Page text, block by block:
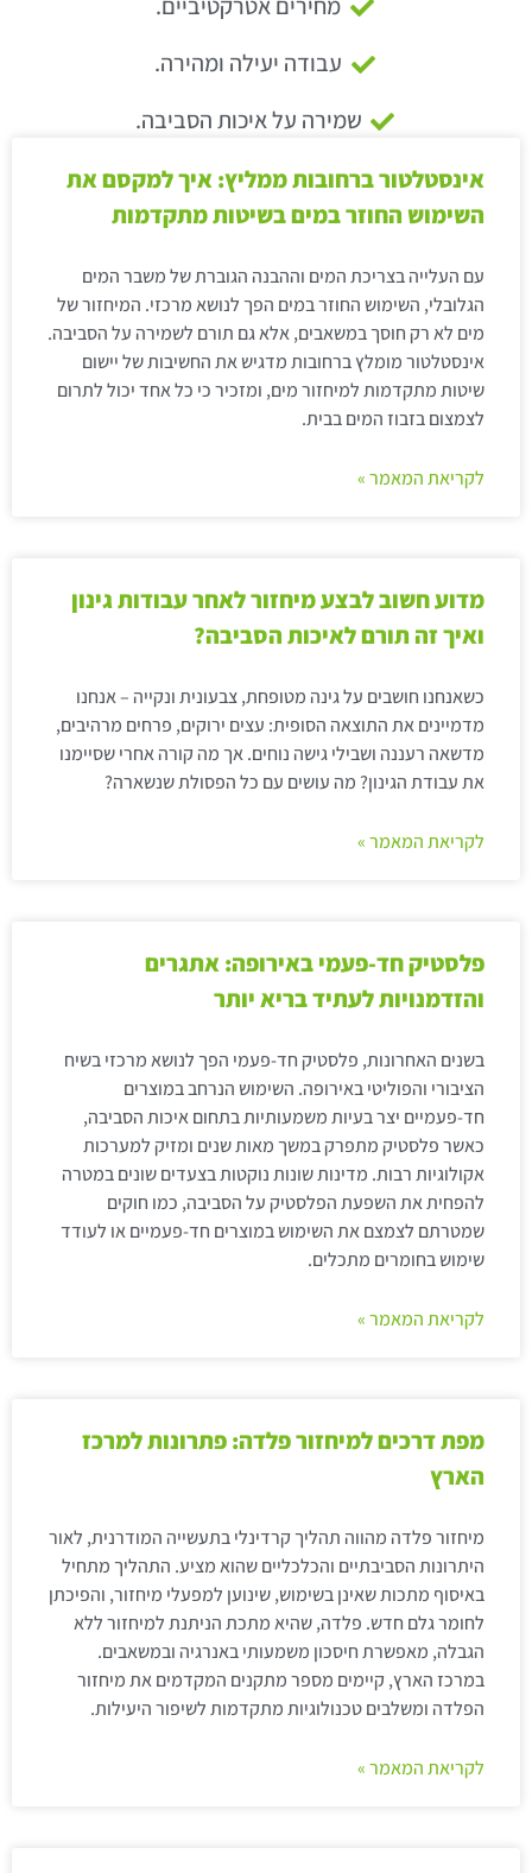
עבודה יעילה ומהירה.
שמירה על איכות הסביבה.
אינסטלטור ברחובות ממליץ: איך למקסם את
השימוש החוזר במים בשיטות מתקדמות
עם העלייה בצריכת המים וההבנה הגוברת של משבר המים
הגלובלי, השימוש החוזר במים הפך לנושא מרכזי. המיחזור של
מים לא רק חוסך במשאבים, אלא גם תורם לשמירה על הסביבה.
אינסטלטור מומלץ ברחובות מדגיש את החשיבות של יישום
שיטות מתקדמות למיחזור מים, ומזכיר כי כל אחד יכול לתרום
לצמצום בזבוז המים בבית.
לקריאת המאמר »
מדוע חשוב לבצע מיחזור לאחר עבודות גינון
ואיך זה תורם לאיכות הסביבה?
כשאנחנו חושבים על גינה מטופחת, צבעונית ונקייה – אנחנו
מדמיינים את התוצאה הסופית: עצים ירוקים, פרחים מרהיבים,
מדשאה רעננה ושבילי גישה נוחים. אך מה קורה אחרי שסיימנו
את עבודת הגינון? מה עושים עם כל הפסולת שנשארה?
לקריאת המאמר »
פלסטיק חד-פעמי באירופה: אתגרים
והזדמנויות לעתיד בריא יותר
בשנים האחרונות, פלסטיק חד-פעמי הפך לנושא מרכזי בשיח
הציבורי והפוליטי באירופה. השימוש הנרחב במוצרים
חד-פעמיים יצר בעיות משמעותיות בתחום איכות הסביבה,
כאשר פלסטיק מתפרק במשך מאות שנים ומזיק למערכות
אקולוגיות רבות. מדינות שונות נוקטות בצעדים שונים במטרה
להפחית את השפעת הפלסטיק על הסביבה, כמו חוקים
שמטרתם לצמצם את השימוש במוצרים חד-פעמיים או לעודד
שימוש בחומרים מתכלים.
לקריאת המאמר »
מפת דרכים למיחזור פלדה: פתרונות למרכז
הארץ
מיחזור פלדה מהווה תהליך קרדינלי בתעשייה המודרנית, לאור
היתרונות הסביבתיים והכלכליים שהוא מציע. התהליך מתחיל
באיסוף מתכות שאינן בשימוש, שינוען למפעלי מיחזור, והפיכתן
לחומר גלם חדש. פלדה, שהיא מתכת הניתנת למיחזור ללא
הגבלה, מאפשרת חיסכון משמעותי באנרגיה ובמשאבים.
במרכז הארץ, קיימים מספר מתקנים המקדמים את מיחזור
הפלדה ומשלבים טכנולוגיות מתקדמות לשיפור היעילות.
לקריאת המאמר »